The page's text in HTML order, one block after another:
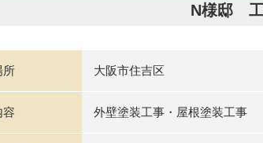
N様邸
所 大阪市住吉区
容 外壁塗装工事・屋根塗装工事